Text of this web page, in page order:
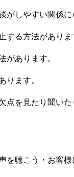
がしやすい関係に
する方法がありま
があります。
ります。
点を見たり聞い
聴こう・お客様